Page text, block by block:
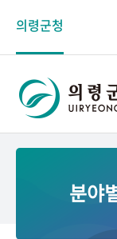
의령군청
분야